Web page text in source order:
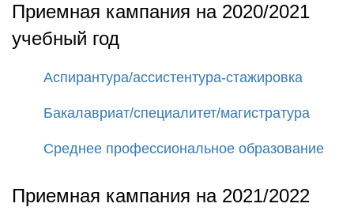
Приемная кампания на 2020/2021
учебный год
Аспирантура/ассистентура-стажировка
Бакалавриат/специалитет/магистратура
Среднее профессиональное образование
Приемная кампания на 2021/2022